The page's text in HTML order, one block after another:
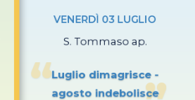
VENERDÌ 03 LUGLIO
S. Tommaso ap.
Luglio dimagrisce -
agosto indebolisce